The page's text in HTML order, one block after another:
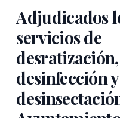
Adjudicados
servicios de
desratización,
desinfección y